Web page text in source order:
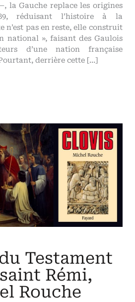
la Gauche replace les origines
réduisant l’histoire à la
n’est pas en reste, elle construit
national », faisant des Gaulois
d’une nation française
derrière cette […]
Testament
Rémi,
Rouche